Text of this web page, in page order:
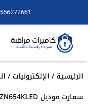
الرئيسية/ الإلكترونيات/
سمارت موديل TZN654KLED